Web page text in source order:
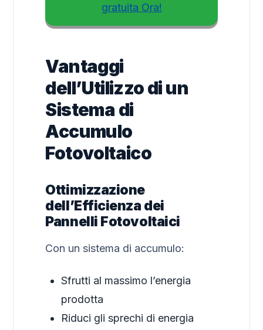
gratuita Ora!
Vantaggi
dell’Utilizzo di un
Sistema di
Accumulo
Fotovoltaico
Ottimizzazione
dell’Efficienza dei
Pannelli Fotovoltaici
Con un sistema di accumulo:
Sfrutti al massimo l’energia
prodotta
Riduci gli sprechi di energia